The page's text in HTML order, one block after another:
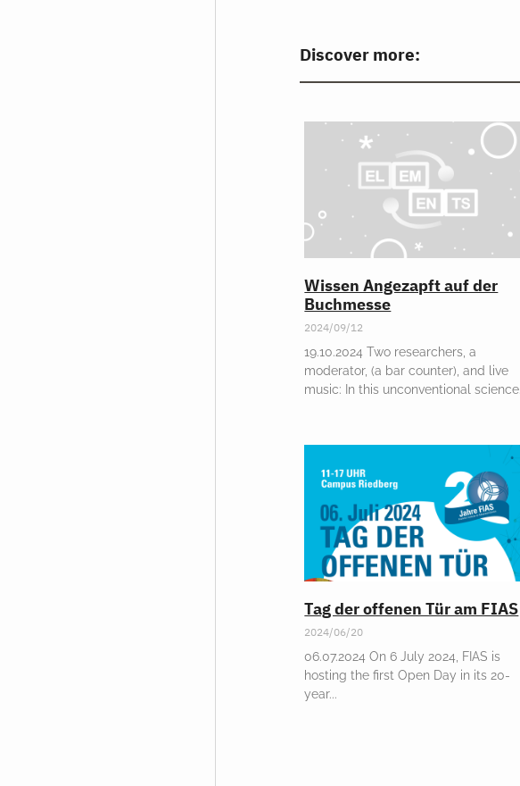
Discover more:
Wissen Angezapft auf der
Buchmesse
2024/09/12
19.10.2024 Two researchers, a
moderator, (a bar counter), and live
music: In this unconventional science
Tag der offenen Tür am FIAS
2024/06/20
06.07.2024 On 6 July 2024, FIAS is
hosting the first Open Day in its 20-
year